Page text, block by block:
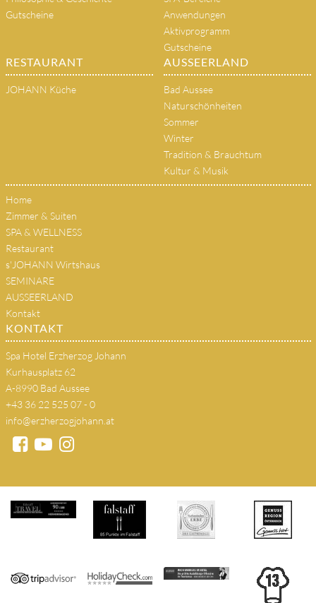
Gutscheine
Anwendungen
Aktivprogramm
Gutscheine
RESTAURANT
JOHANN Küche
AUSSEERLAND
Bad Aussee
Naturschönheiten
Sommer
Winter
Tradition & Brauchtum
Kultur & Musik
Home
Zimmer & Suiten
SPA & WELLNESS
Restaurant
s'JOHANN Wirtshaus
SEMINARE
AUSSEERLAND
Kontakt
KONTAKT
Spa Hotel Erzherzog Johann
Kurhausplatz 62
A-8990 Bad Aussee
+43 36 22 525 07 - 0
info@erzherzogjohann.at